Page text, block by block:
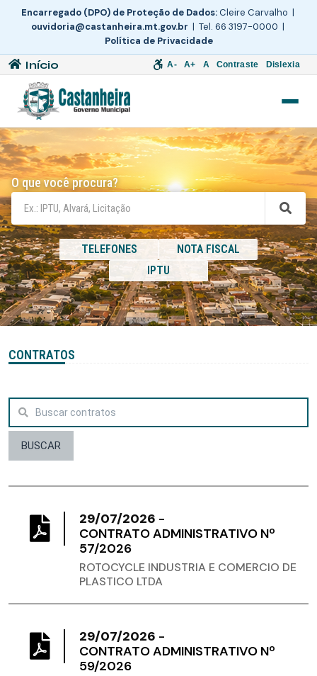
Encarregado (DPO) de Proteção de Dados:Cleire Carvalho |
ouvidoria@castanheira.mt.gov.br | Tel. 66 3197-0000 |
Política de Privacidade
Início A- A+ A Contraste Dislexia
O que você procura?
TELEFONES
NOTA FISCAL
IPTU
CONTRATOS
BUSCAR
29/07/2026 -
CONTRATO ADMINISTRATIVO Nº
57/2026
ROTOCYCLE INDUSTRIA E COMERCIO DE
PLASTICO LTDA
29/07/2026 -
CONTRATO ADMINISTRATIVO Nº
59/2026